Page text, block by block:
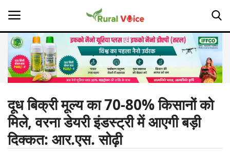
Home
Contact
About Us
Leadership Profiles
दूध बिक्री मूल्य का 70-80% किसानों को
मिले, वरना डेयरी इंडस्ट्री में आएगी बड़ी
दिक्कत: आर.एस. सोढ़ी